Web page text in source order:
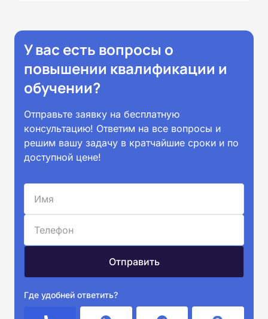
У вас есть вопросы о
повышении квалификации и
обучении?
Отправьте заявку на бесплатную
консультацию! Ответим на все вопросы и
решим вашу задачу в кратчайшие сроки и по
доступной цене!
Где удобней ответить?